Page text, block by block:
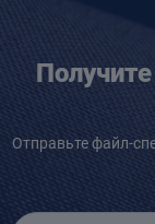
Отправьте файл-